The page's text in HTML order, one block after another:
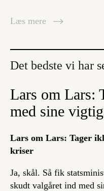
Læs mere
Det bedste vi har
Lars om Lars:
med sine
Lars om Lars: Tager
kriser
Ja, skål. Så fik
skudt valgåret ind med